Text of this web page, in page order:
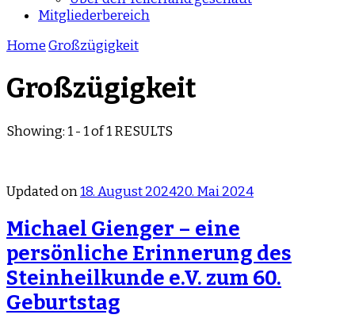
Mitgliederbereich
HomeGroßzügigkeit
Großzügigkeit
Showing: 1 - 1 of 1 RESULTS
Updated on18. August 202420. Mai 2024
Michael Gienger – eine
persönliche Erinnerung des
Steinheilkunde e.V. zum 60.
Geburtstag